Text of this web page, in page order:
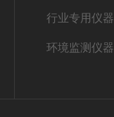
行业专用仪器
环境监测仪器